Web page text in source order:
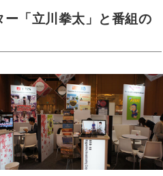
「立川拳太」と番組の